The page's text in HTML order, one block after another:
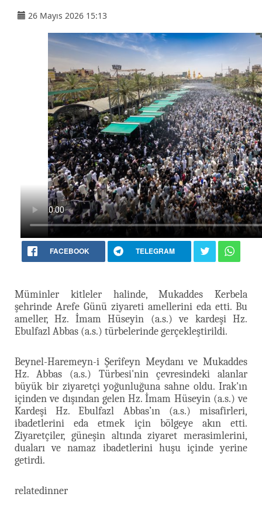
26 Mayıs 2026 15:13
FACEBOOK TELEGRAM
Müminler kitleler halinde, Mukaddes Kerbela
şehrinde Arefe Günü ziyareti amellerini eda etti. Bu
ameller, Hz. İmam Hüseyin (a.s.) ve kardeşi Hz.
Ebulfazl Abbas (a.s.) türbelerinde gerçekleştirildi.
Beynel-Haremeyn-i Şerîfeyn Meydanı ve Mukaddes
Hz. Abbas (a.s.) Türbesi'nin çevresindeki alanlar
büyük bir ziyaretçi yoğunluğuna sahne oldu. Irak'ın
içinden ve dışından gelen Hz. İmam Hüseyin (a.s.) ve
Kardeşi Hz. Ebulfazl Abbas’ın (a.s.) misafirleri,
ibadetlerini eda etmek için bölgeye akın etti.
Ziyaretçiler, güneşin altında ziyaret merasimlerini,
duaları ve namaz ibadetlerini huşu içinde yerine
getirdi.
relatedinner